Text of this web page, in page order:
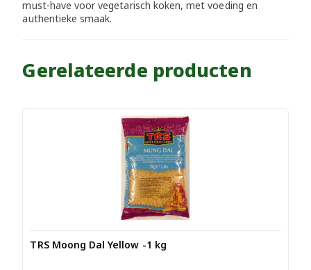
must-have voor vegetarisch koken, met voeding en
authentieke smaak.
Gerelateerde producten
TRS Moong Dal Yellow -1 kg